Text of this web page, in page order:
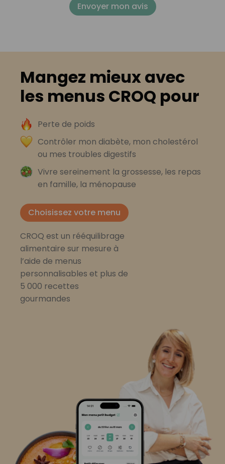
Envoyer mon avis
Mangez mieux avec
les menus CROQ pour
Perte de poids
Contrôler mon diabète, mon cholestérol
ou mes troubles digestifs
Vivre sereinement la grossesse, les repas
en famille, la ménopause
Choisissez votre menu
CROQ est un rééquilibrage
alimentaire sur mesure à
l’aide de menus
personnalisables et plus de
5 000 recettes
gourmandes